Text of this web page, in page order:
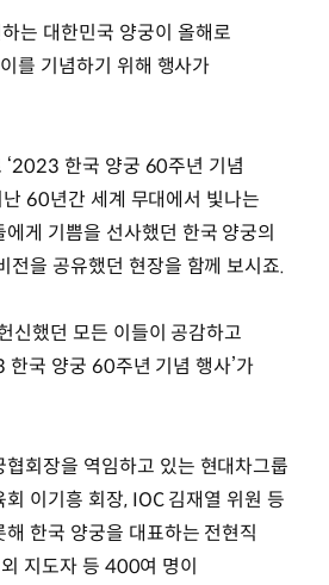
는 대한민국 양궁이 올해로
를 기념하기 위해 행사가
‘2023 한국 양궁 60주년 기념
60년간 세계 무대에서 빛나는
게 기쁨을 선사했던 한국 양궁의
전을 공유했던 현장을 함께 보시죠.
신했던 모든 이들이 공감하고
국 양궁 60주년 기념 행사’가
회장을 역임하고 있는 현대차그룹
이기흥 회장, IOC 김재열 위원 등
한국 양궁을 대표하는 전현직
지도자 등 400여 명이